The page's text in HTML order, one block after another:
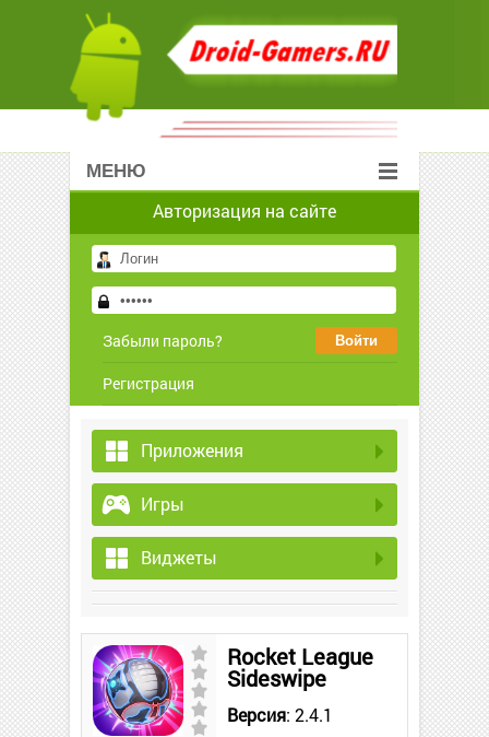
МЕНЮ
Авторизация на сайте
Забыли пароль?
Регистрация
Приложения
Игры
Виджеты
Rocket League
Sideswipe
Версия: 2.4.1